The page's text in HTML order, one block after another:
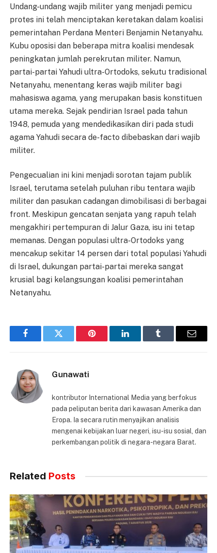
Undang-undang wajib militer yang menjadi pemicu
protes ini telah menciptakan keretakan dalam koalisi
pemerintahan Perdana Menteri Benjamin Netanyahu.
Kubu oposisi dan beberapa mitra koalisi mendesak
peningkatan jumlah perekrutan militer. Namun,
partai-partai Yahudi ultra-Ortodoks, sekutu tradisional
Netanyahu, menentang keras wajib militer bagi
mahasiswa agama, yang merupakan basis konstituen
utama mereka. Sejak pendirian Israel pada tahun
1948, pemuda yang mendedikasikan diri pada studi
agama Yahudi secara de-facto dibebaskan dari wajib
militer.
Pengecualian ini kini menjadi sorotan tajam publik
Israel, terutama setelah puluhan ribu tentara wajib
militer dan pasukan cadangan dimobilisasi di berbagai
front. Meskipun gencatan senjata yang rapuh telah
mengakhiri pertempuran di Jalur Gaza, isu ini tetap
memanas. Dengan populasi ultra-Ortodoks yang
mencakup sekitar 14 persen dari total populasi Yahudi
di Israel, dukungan partai-partai mereka sangat
krusial bagi kelangsungan koalisi pemerintahan
Netanyahu.
FacebookTwitter Pinterest LinkedInTumblr Email
Gunawati
kontributor International Media yang berfokus
pada peliputan berita dari kawasan Amerika dan
Eropa. Ia secara rutin menyajikan analisis
mengenai kebijakan luar negeri, isu-isu sosial, dan
perkembangan politik di negara-negara Barat.
Related Posts